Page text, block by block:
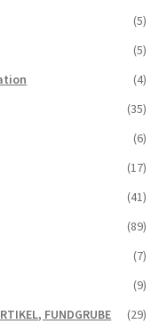
(5)
(5)
(4)
(35)
(6)
(17)
(41)
(89)
(7)
(9)
FUNDGRUBE
(29)